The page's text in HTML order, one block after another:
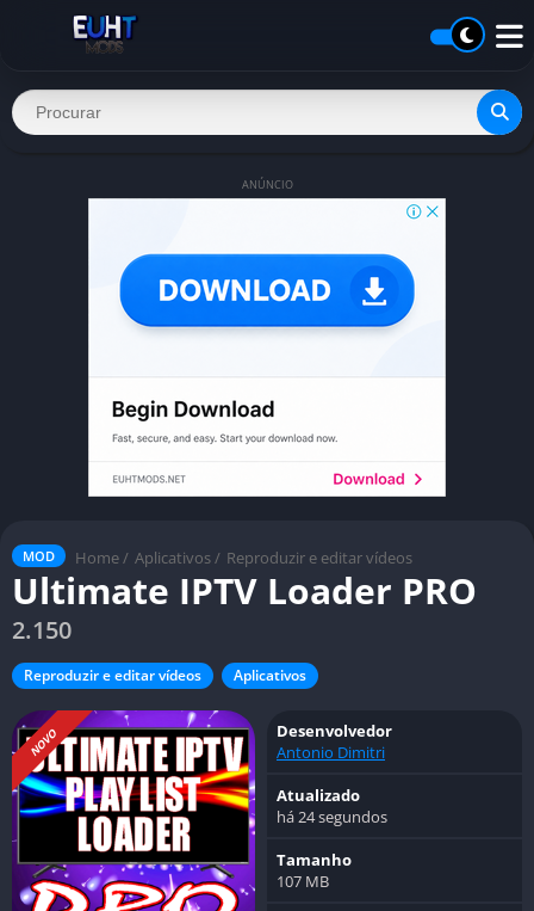
ANÚNCIO
MOD Home / Aplicativos / Reproduzir e editar vídeos
Ultimate IPTV Loader PRO
2.150
Reproduzir e editar vídeos Aplicativos
NOVO
Desenvolvedor
Antonio Dimitri
Atualizado
há 24 segundos
Tamanho
107 MB